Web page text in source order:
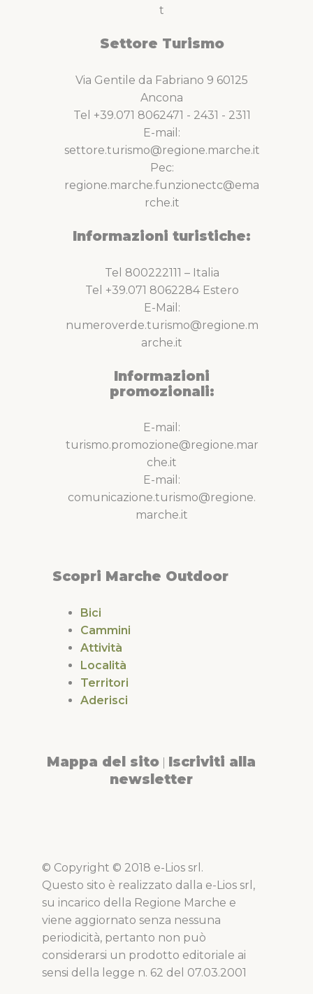
t
Settore Turismo
Via Gentile da Fabriano 9 60125
Ancona
Tel +39.071 8062471 - 2431 - 2311
E-mail:
settore.turismo@regione.marche.it
Pec:
regione.marche.funzionectc@ema
rche.it
Informazioni turistiche:
Tel 800222111 – Italia
Tel +39.071 8062284 Estero
E-Mail:
numeroverde.turismo@regione.m
arche.it
Informazioni
promozionali:
E-mail:
turismo.promozione@regione.mar
che.it
E-mail:
comunicazione.turismo@regione.
marche.it
Scopri Marche Outdoor
Bici
Cammini
Attività
Località
Territori
Aderisci
Mappa del sito Iscriviti alla
newsletter
© Copyright © 2018 e-Lios srl.
Questo sito è realizzato dalla e-Lios srl,
su incarico della Regione Marche e
viene aggiornato senza nessuna
periodicità, pertanto non può
considerarsi un prodotto editoriale ai
sensi della legge n. 62 del 07.03.2001